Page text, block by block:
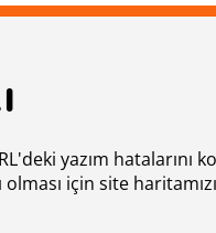
yazım hatalarını
olması için site haritamızı